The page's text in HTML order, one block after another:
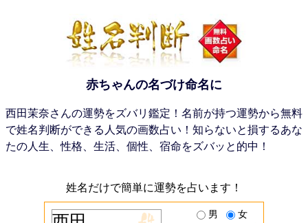
赤ちゃんの名づけ命名に
西田茉奈さんの運勢をズバリ鑑定！名前が持つ運勢から無料
で姓名判断ができる人気の画数占い！知らないと損するあな
たの人生、性格、生活、個性、宿命をズバッと的中！
姓名だけで簡単に運勢を占います！
男 女